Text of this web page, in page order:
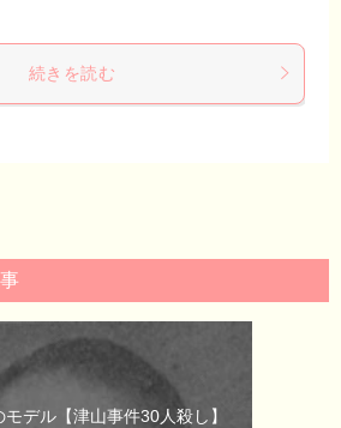
続きを読む
モデル【津山事件30人殺し】